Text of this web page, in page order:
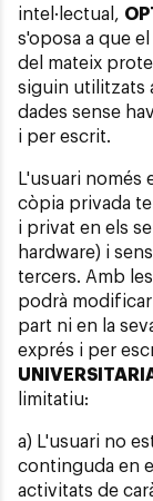
intel·lectual,
s'oposa a que
del mateix
siguin utilitzats
dades sense
i per escrit.
L'usuari només
còpia privada
i privat en els
hardware) i
tercers. Amb
podrà
part ni en la
exprés i per
limitatiu:
a) L'usuari no
continguda en el
activitats de